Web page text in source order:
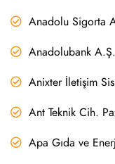
Anadolu Sigorta
Anadolubank A.Ş.
Anixter İletişim
Ant Teknik Cih.
Apa Gıda ve